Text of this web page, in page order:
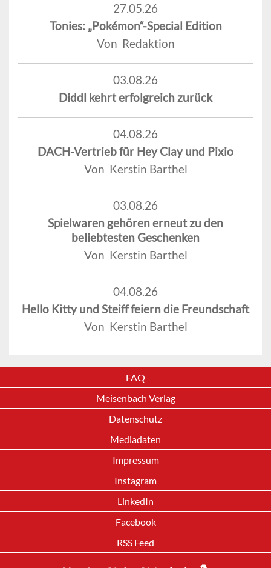
27.05.26
Tonies: „Pokémon“-Special Edition
Von Redaktion
03.08.26
Diddl kehrt erfolgreich zurück
04.08.26
DACH-Vertrieb für Hey Clay und Pixio
Von Kerstin Barthel
03.08.26
Spielwaren gehören erneut zu den
beliebtesten Geschenken
Von Kerstin Barthel
04.08.26
Hello Kitty und Steiff feiern die Freundschaft
Von Kerstin Barthel
FAQ
Meisenbach Verlag
Datenschutz
Mediadaten
Impressum
Instagram
LinkedIn
Facebook
RSS Feed